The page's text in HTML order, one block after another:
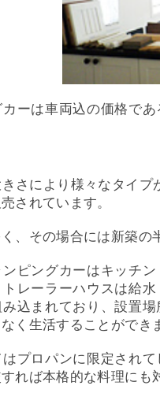
ーは車両込の価格で
さにより様々なタイ
されています。
、その場合には新築の
ピングカーはキッチ
トレーラーハウスは給
込まれており、設置
く生活することができ
プロパンに限定され
れば本格的な料理にも